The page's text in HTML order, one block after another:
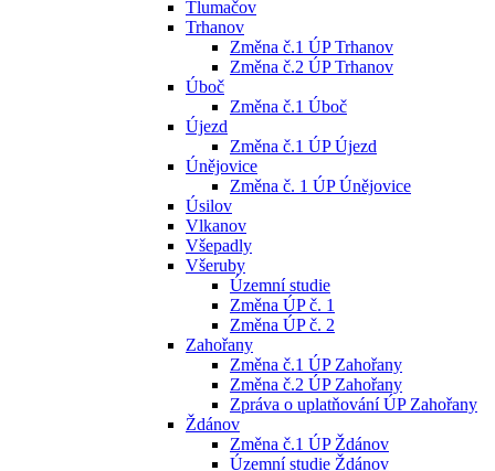
Tlumačov
Trhanov
Změna č.1 ÚP Trhanov
Změna č.2 ÚP Trhanov
Úboč
Změna č.1 Úboč
Újezd
Změna č.1 ÚP Újezd
Únějovice
Změna č. 1 ÚP Únějovice
Úsilov
Vlkanov
Všepadly
Všeruby
Územní studie
Změna ÚP č. 1
Změna ÚP č. 2
Zahořany
Změna č.1 ÚP Zahořany
Změna č.2 ÚP Zahořany
Zpráva o uplatňování ÚP Zahořany
Ždánov
Změna č.1 ÚP Ždánov
Územní studie Ždánov